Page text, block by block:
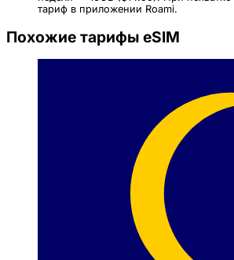
тариф в приложении Roami.
Похожие тарифы eSIM